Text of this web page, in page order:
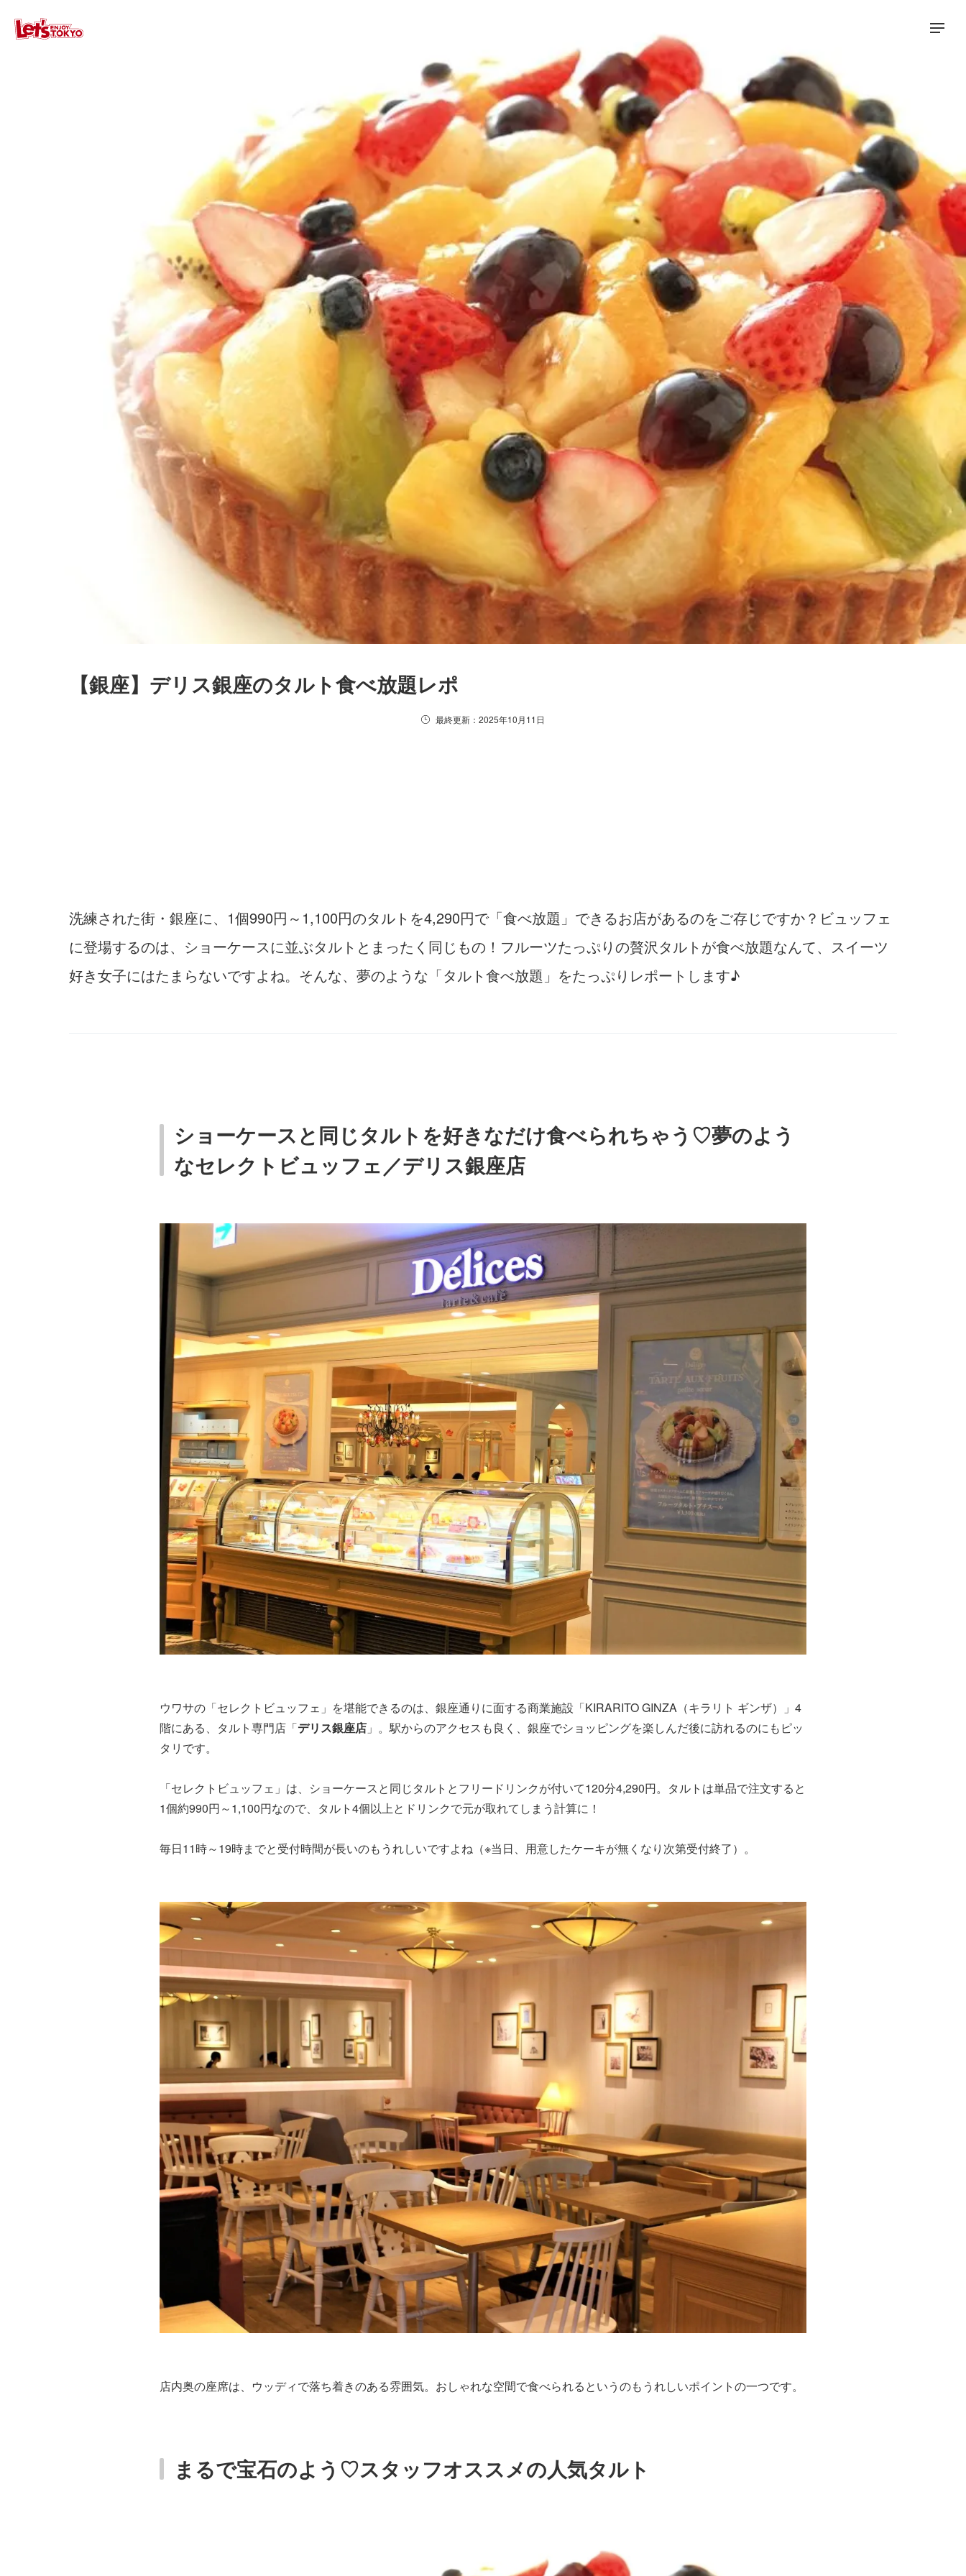
【銀座】デリス銀座のタルト食べ放題レポ
最終更新：2025年10月11日
洗練された街・銀座に、1個990円～1,100円のタルトを4,290円で「食べ放題」できるお店があるのをご存じですか？ビュッフェ
に登場するのは、ショーケースに並ぶタルトとまったく同じもの！フルーツたっぷりの贅沢タルトが食べ放題なんて、スイーツ
好き女子にはたまらないですよね。そんな、夢のような「タルト食べ放題」をたっぷりレポートします♪
ショーケースと同じタルトを好きなだけ食べられちゃう♡夢のよう
なセレクトビュッフェ／デリス銀座店
ウワサの「セレクトビュッフェ」を堪能できるのは、銀座通りに面する商業施設「KIRARITO GINZA（キラリト ギンザ）」4
階にある、タルト専門店「デリス銀座店 」。 駅からのアクセスも良く、銀座でショッピングを楽しんだ後に訪れるのにもピッ
タリです。
「セレクトビュッフェ」は、ショーケースと同じタルトとフリードリンクが付いて120分4,290円。タルトは単品で注文すると
1個約990円～1,100円なので、 タルト4個以上とドリンクで元が取れてしまう計算に！
毎日11時～19時までと受付時間が長いのもうれしいですよね（※当日、用意したケーキが無くなり次第受付終了） 。
店内奥の座席は、ウッディで落ち着きのある雰囲気。おしゃれな空間で食べられるというのもうれしいポイントの一つです。
まるで宝石のよう♡スタッフオススメの人気タルト